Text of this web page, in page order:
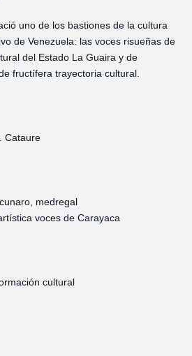
uno de los bastiones de la cultura
de Venezuela: las voces risueñas de
del Estado La Guaira y de
fructífera trayectoria cultural.
Cataure
medregal
voces de Carayaca
cultural